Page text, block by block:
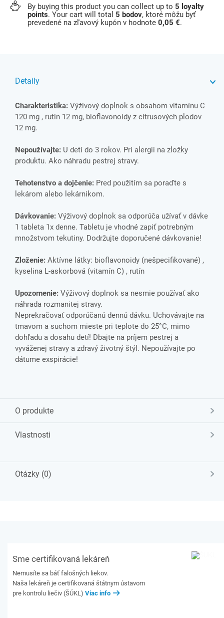
By buying this product you can collect up to 5 loyalty
points. Your cart will total 5 bodov, ktoré môžu byť
prevedené na zľavový kupón v hodnote 0,05 €.
Detaily
Charakteristika: Výživový doplnok s obsahom vitamínu C
120 mg , rutin 12 mg, bioflavonoidy z citrusových plodov
12 mg.
Nepoužívajte: U detí do 3 rokov. Pri alergii na zložky
produktu. Ako náhradu pestrej stravy.
Tehotenstvo a dojčenie: Pred použitím sa poraďte s
lekárom alebo lekárnikom.
Dávkovanie: Výživový doplnok sa odporúča užívať v dávke
1 tableta 1x denne. Tabletu je vhodné zapiť potrebným
množstvom tekutiny. Dodržujte doporučené dávkovanie!
Zloženie: Aktívne látky: bioflavonoidy (nešpecifikované) ,
kyselina L-askorbová (vitamín C) , rutín
Upozornenie: Výživový doplnok sa nesmie používať ako
náhrada rozmanitej stravy.
Neprekračovať odporúčanú dennú dávku. Uchovávajte na
tmavom a suchom mieste pri teplote do 25°C, mimo
dohľadu a dosahu detí! Dbajte na príjem pestrej a
vyváženej stravy a zdravý životný štýl. Nepoužívajte po
dátume exspirácie!
O produkte
Vlastnosti
Otázky (0)
Sme certifikovaná lekáreň
Nemusíte sa báť falošných liekov.
Naša lekáreň je certifikovaná štátnym ústavom
pre kontrolu liečiv (ŠÚKL) Viac info